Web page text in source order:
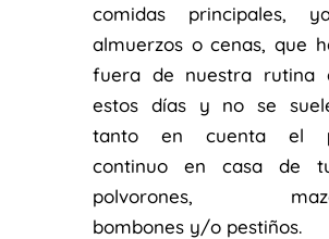
comidas principales,
almuerzos o cenas, que
fuera de nuestra rutina
estos días y no se
tanto en cuenta el
continuo en casa de
polvorones,
bombones y/o pestiños.